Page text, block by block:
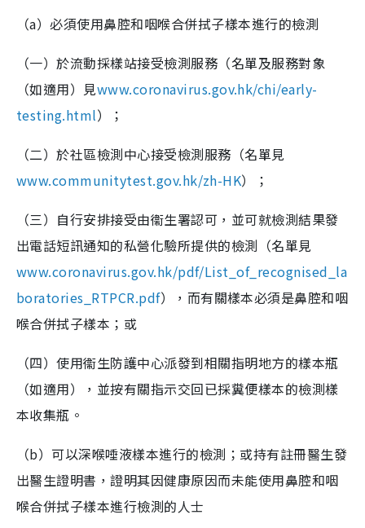
（a）必須使用鼻腔和咽喉合併拭子樣本進行的檢測
（一）於流動採樣站接受檢測服務（名單及服務對象
（如適用）見www.coronavirus.gov.hk/chi/early-
testing.html）；
（二）於社區檢測中心接受檢測服務（名單見
www.communitytest.gov.hk/zh-HK）；
（三）自行安排接受由衞生署認可，並可就檢測結果發
出電話短訊通知的私營化驗所提供的檢測（名單見
www.coronavirus.gov.hk/pdf/List_of_recognised_la
boratories_RTPCR.pdf），而有關樣本必須是鼻腔和咽
喉合併拭子樣本；或
（四）使用衞生防護中心派發到相關指明地方的樣本瓶
（如適用），並按有關指示交回已採糞便樣本的檢測樣
本收集瓶。
（b）可以深喉唾液樣本進行的檢測；或持有註冊醫生發
出醫生證明書，證明其因健康原因而未能使用鼻腔和咽
喉合併拭子樣本進行檢測的人士